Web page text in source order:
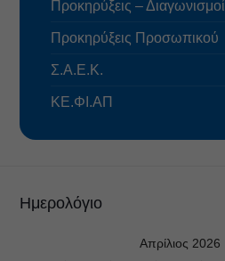
Προκηρύξεις – Διαγωνισμοί
Προκηρύξεις Προσωπικού
Σ.Α.Ε.Κ.
ΚΕ.ΦΙ.ΑΠ
Ημερολόγιο
Απρίλιος 2026